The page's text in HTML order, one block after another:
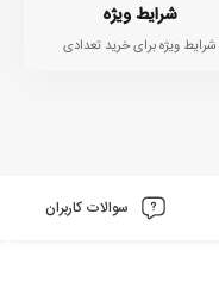
شرایط ویژه
شرایط ویژه برای خرید تعدادی
سوالات کاربران